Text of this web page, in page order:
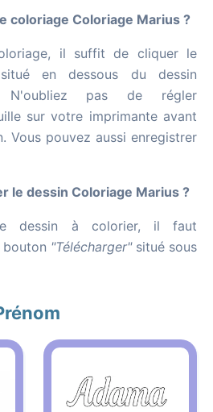
coloriage Coloriage Marius ?
il suffit de cliquer le
en dessous du dessin
N'oubliez pas de régler
sur votre imprimante avant
Vous pouvez aussi enregistrer
le dessin Coloriage Marius ?
dessin à colorier, il faut
bouton "Télécharger"situé sous